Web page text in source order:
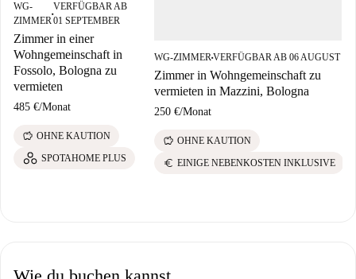
WG-
ZIMMER
■
VERFÜGBAR AB
01 SEPTEMBER
Zimmer in einer
Wohngemeinschaft in
Fossolo, Bologna zu
vermieten
485 €/Monat
savings OHNE KAUTION
SPOTAHOME PLUS
WG-ZIMMER■VERFÜGBAR AB 06 AUGUST
Zimmer in Wohngemeinschaft zu
vermieten in Mazzini, Bologna
250 €/Monat
savings OHNE KAUTION
euro EINIGE NEBENKOSTEN INKLUSIVE